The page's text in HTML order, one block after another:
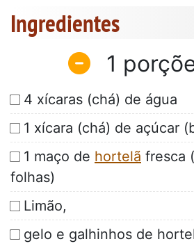
Ingredientes
1
4 xícaras (chá) de água
1 xícara (chá) de açúcar
1 maço de hortelã fresca
folhas)
Limão,
gelo e galhinhos de